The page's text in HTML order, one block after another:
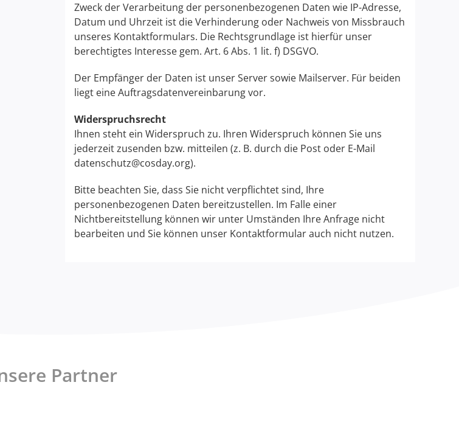
Zweck der Verarbeitung der personenbezogenen Daten wie IP-Adresse,
Datum und Uhrzeit ist die Verhinderung oder Nachweis von Missbrauch
unseres Kontaktformulars. Die Rechtsgrundlage ist hierfür unser
berechtigtes Interesse gem. Art. 6 Abs. 1 lit. f) DSGVO.
Der Empfänger der Daten ist unser Server sowie Mailserver. Für beiden
liegt eine Auftragsdatenvereinbarung vor.
Widerspruchsrecht
Ihnen steht ein Widerspruch zu. Ihren Widerspruch können Sie uns
jederzeit zusenden bzw. mitteilen (z. B. durch die Post oder E-Mail
datenschutz@cosday.org).
Bitte beachten Sie, dass Sie nicht verpflichtet sind, Ihre
personenbezogenen Daten bereitzustellen. Im Falle einer
Nichtbereitstellung können wir unter Umständen Ihre Anfrage nicht
bearbeiten und Sie können unser Kontaktformular auch nicht nutzen.
Partner